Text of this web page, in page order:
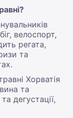
велоспорт,
регата,
та
Хорватія
та
дегустації,